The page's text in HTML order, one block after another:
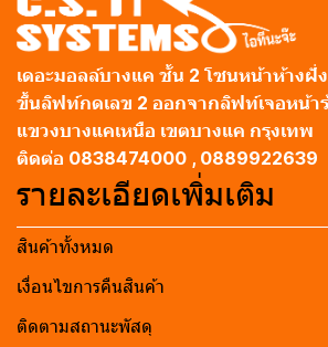
เดอะมอลล์บางแค ชั้น 2 โซนหน้าห้างฝั่
ขึ้นลิฟท์กดเลข 2 ออกจากลิฟท์เจอหน้า
แขวงบางแคเหนือ เขตบางแค กรุงเทพ
ติดต่อ 0838474000 , 0889922639
รายละเอียดเพิ่มเติม
สินค้าทั้งหมด
เงื่อนไขการคืนสินค้า
ติดตามสถานะพัสดุ